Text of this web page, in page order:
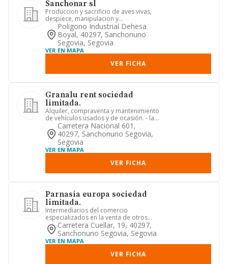
Sanchonar sl
Produccion y sacrificio de aves vivas,
despiece, manipulacion y
comercializacion de aves sacrificad...
Poligono Industrial Dehesa
Boyal, 40297, Sanchonuno
Segovia, Segovia
VER EN MAPA
VER FICHA
Granalu rent sociedad
limitada.
Alquiler, compraventa y mantenimiento
de vehículos usados y de ocasión. - la
compra, promoción, con...
Carretera Nacional 601,
40297, Sanchonuno Segovia,
Segovia
VER EN MAPA
VER FICHA
Parnasia europa sociedad
limitada.
Intermediarios del comercio
especializados en la venta de otros
productos específicos. comercio al ...
Carretera Cuellar, 19, 40297,
Sanchonuno Segovia, Segovia
VER EN MAPA
VER FICHA